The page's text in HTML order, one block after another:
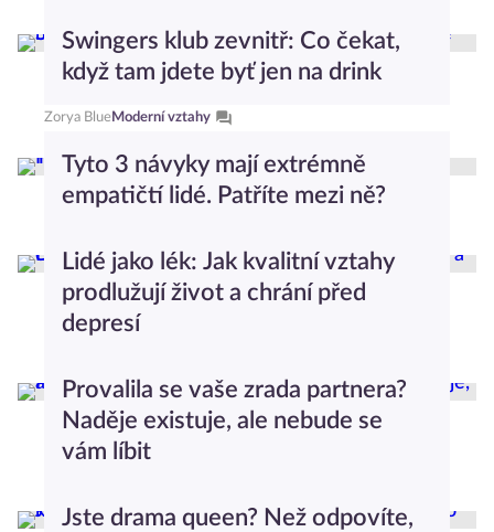
Swingers klub zevnitř: Co čekat,
když tam jdete byť jen na drink
Zorya BlueModerní vztahy
Tyto 3 návyky mají extrémně
empatičtí lidé. Patříte mezi ně?
Lidé jako lék: Jak kvalitní vztahy
prodlužují život a chrání před
depresí
Provalila se vaše zrada partnera?
Naděje existuje, ale nebude se
vám líbit
Jste drama queen? Než odpovíte,